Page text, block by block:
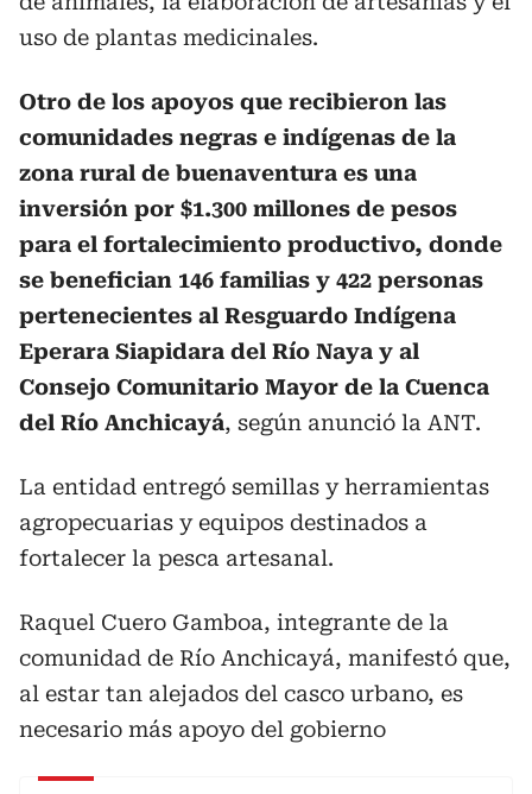
uso de plantas medicinales.
Otro de los apoyos que recibieron las
comunidades negras e indígenas de la
zona rural de buenaventura es una
inversión por $1.300 millones de pesos
para el fortalecimiento productivo, donde
se benefician 146 familias y 422 personas
pertenecientes al Resguardo Indígena
Eperara Siapidara del Río Naya y al
Consejo Comunitario Mayor de la Cuenca
del Río Anchicayá, según anunció la ANT.
La entidad entregó semillas y herramientas
agropecuarias y equipos destinados a
fortalecer la pesca artesanal.
Raquel Cuero Gamboa, integrante de la
comunidad de Río Anchicayá, manifestó que,
al estar tan alejados del casco urbano, es
necesario más apoyo del gobierno